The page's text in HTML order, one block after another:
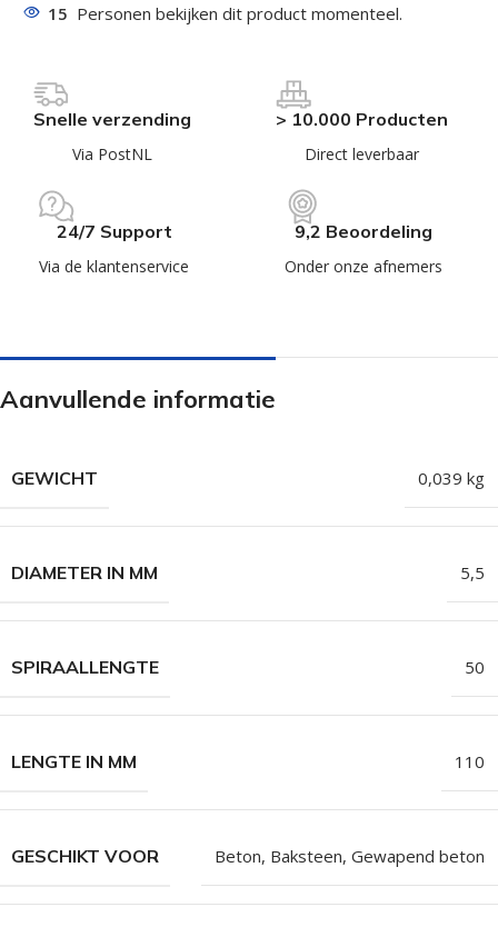
15 Personen bekijken dit product momenteel.
Snelle verzending
Via PostNL
> 10.000 Producten
Direct leverbaar
24/7 Support
Via de klantenservice
9,2 Beoordeling
Onder onze afnemers
Aanvullende informatie
GEWICHT 0,039 kg
DIAMETER IN MM 5,5
SPIRAALLENGTE 50
LENGTE IN MM 110
GESCHIKT VOOR Beton, Baksteen, Gewapend beton